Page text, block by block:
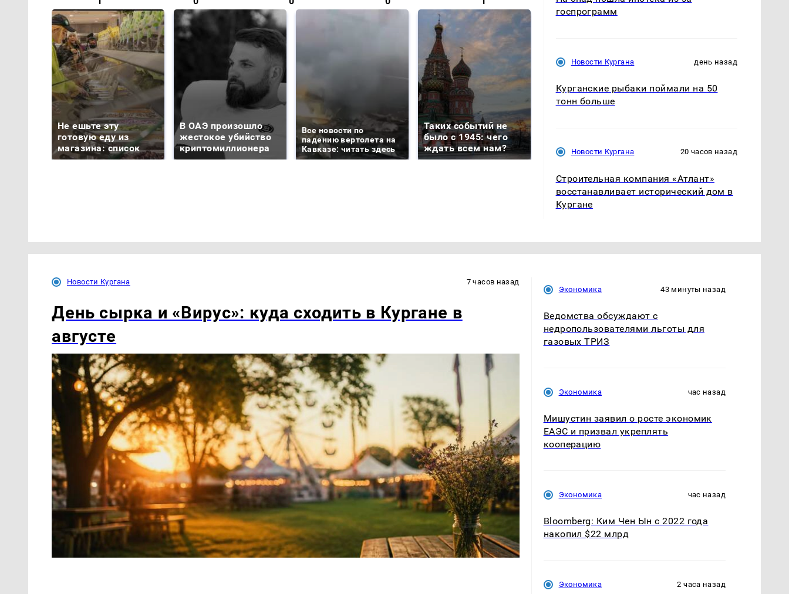
Не ешьте эту
готовую еду из
магазина: список
В ОАЭ произошло
жестокое убийство
криптомиллионера
Все новости по
падению вертолета на
Кавказе: читать здесь
Таких событий не
было с 1945: чего
ждать всем нам?
продукта: что купить?
подожгли.
госпрограмм
Новости Кургана день назад
Курганские рыбаки поймали на 50
тонн больше
Новости Кургана 20 часов назад
Строительная компания «Атлант»
восстанавливает исторический дом в
Кургане
Новости Кургана 7 часов назад
День сырка и «Вирус»: куда сходить в Кургане в
августе
Экономика 43 минуты назад
Ведомства обсуждают с
недропользователями льготы для
газовых ТРИЗ
Экономика час назад
Мишустин заявил о росте экономик
ЕАЭС и призвал укреплять
кооперацию
Экономика час назад
Bloomberg: Ким Чен Ын с 2022 года
накопил $22 млрд
Экономика 2 часа назад